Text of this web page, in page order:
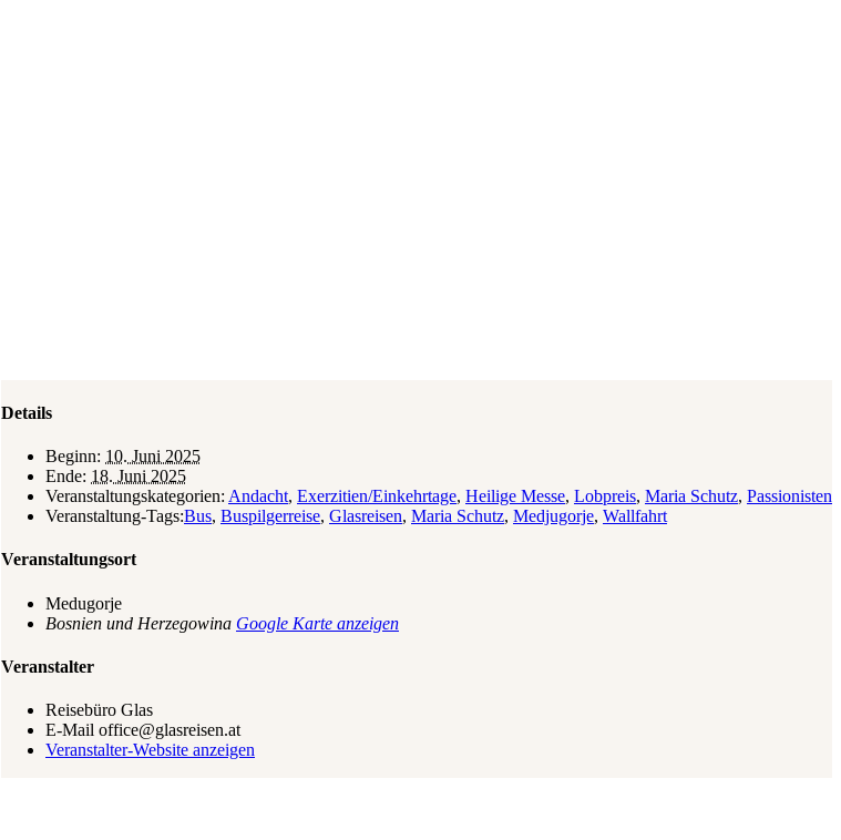
Details
Beginn: 10. Juni 2025
Ende: 18. Juni 2025
Veranstaltungskategorien: Andacht, Exerzitien/Einkehrtage, Heilige Messe, Lobpreis, Maria Schutz, Passionisten
Veranstaltung-Tags:Bus, Buspilgerreise, Glasreisen, Maria Schutz, Medjugorje, Wallfahrt
Veranstaltungsort
Medugorje
Bosnien und Herzegowina Google Karte anzeigen
Veranstalter
Reisebüro Glas
E-Mail office@glasreisen.at
Veranstalter-Website anzeigen